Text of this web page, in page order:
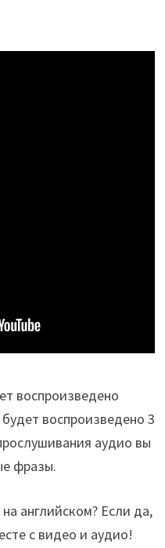
воспроизведено
воспроизведено 3
аудио вы
фразы.
английском? Если да,
с видео и аудио!